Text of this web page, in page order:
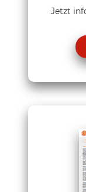
Jetzt